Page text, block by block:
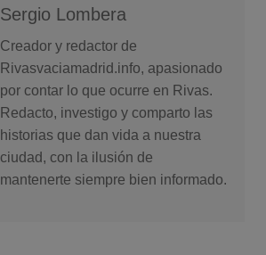
Sergio Lombera
Creador y redactor de
Rivasvaciamadrid.info, apasionado
por contar lo que ocurre en Rivas.
Redacto, investigo y comparto las
historias que dan vida a nuestra
ciudad, con la ilusión de
mantenerte siempre bien informado.